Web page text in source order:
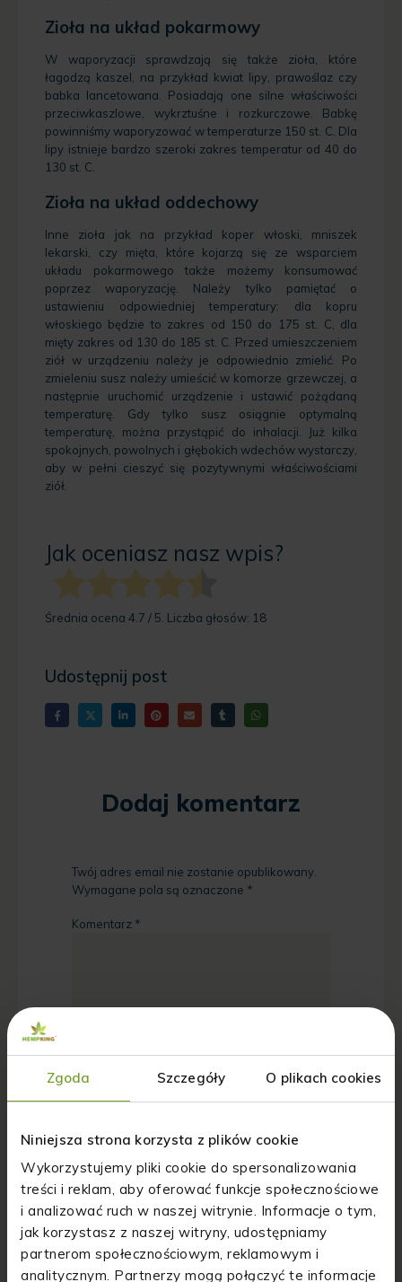
Zgoda Szczegóły O plikach cookies
Niniejsza strona korzysta z plików cookie
Wykorzystujemy pliki cookie do spersonalizowania
treści i reklam, aby oferować funkcje społecznościowe
i analizować ruch w naszej witrynie. Informacje o tym,
jak korzystasz z naszej witryny, udostępniamy
partnerom społecznościowym, reklamowym i
analitycznym. Partnerzy mogą połączyć te informacje
Zioła na układ pokarmowy
W waporyzacji sprawdzają się także zioła, które
łagodzą kaszel, na przykład kwiat lipy, prawoślaz czy
babka lancetowana. Posiadają one silne właściwości
przeciwkaszlowe, wykrztuśne i rozkurczowe. Babkę
powinniśmy waporyzować w temperaturze 150 st. C. Dla
lipy istnieje bardzo szeroki zakres temperatur od 40 do
130 st. C.
Zioła na układ oddechowy
Inne zioła jak na przykład koper włoski, mniszek
lekarski, czy mięta, które kojarzą się ze wsparciem
układu pokarmowego także możemy konsumować
poprzez waporyzację. Należy tylko pamiętać o
ustawieniu odpowiedniej temperatury: dla kopru
włoskiego będzie to zakres od 150 do 175 st. C, dla
mięty zakres od 130 do 185 st. C. Przed umieszczeniem
ziół w urządzeniu należy je odpowiednio zmielić. Po
zmieleniu susz należy umieścić w komorze grzewczej, a
następnie uruchomić urządzenie i ustawić pożądaną
temperaturę. Gdy tylko susz osiągnie optymalną
temperaturę, można przystąpić do inhalacji. Już kilka
spokojnych, powolnych i głębokich wdechów wystarczy,
aby w pełni cieszyć się pozytywnymi właściwościami
ziół.
Jak oceniasz nasz wpis?
Średnia ocena 4.7 / 5. Liczba głosów: 18
Udostępnij post
Dodaj komentarz
Twój adres email nie zostanie opublikowany.
Wymagane pola są oznaczone *
Komentarz *
Nazwa*
Adres email*
Witryna internetowa